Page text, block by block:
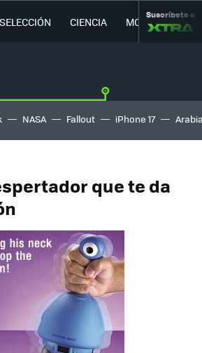
CIENCIA MOVILIDAD
Suscríbete a
NASA Fallout iPhone 17
que te da